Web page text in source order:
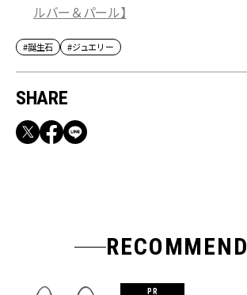
ルバー＆パール】
#誕生石 #ジュエリー
SHARE
RECOMMEND